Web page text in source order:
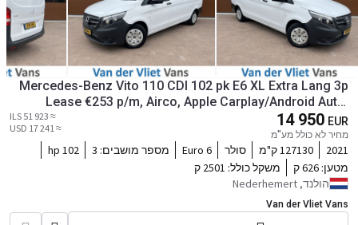
Mercedes-Benz Vito 110 CDI 102 pk E6 XL Extra Lang 3p
Lease €253 p/m, Airco, Apple Carplay/Android Auto,
Camera, laadbrug, onderhoudshistorie aanwezig
14 950 EUR
מחיר לא כולל מע"מ
≈ 51 923 ILS
≈ 17 241 USD
2021 127130 ק"מ סולר Euro 6 מספר מושבים: 3
102 hp
מטען: 626 ק משקל כולל: 2501 ק
הולנד, Nederhemert
Van der Vliet Vans